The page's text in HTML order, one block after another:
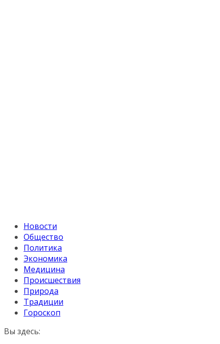
Новости
Общество
Политика
Экономика
Медицина
Происшествия
Природа
Традиции
Гороскоп
Вы здесь: